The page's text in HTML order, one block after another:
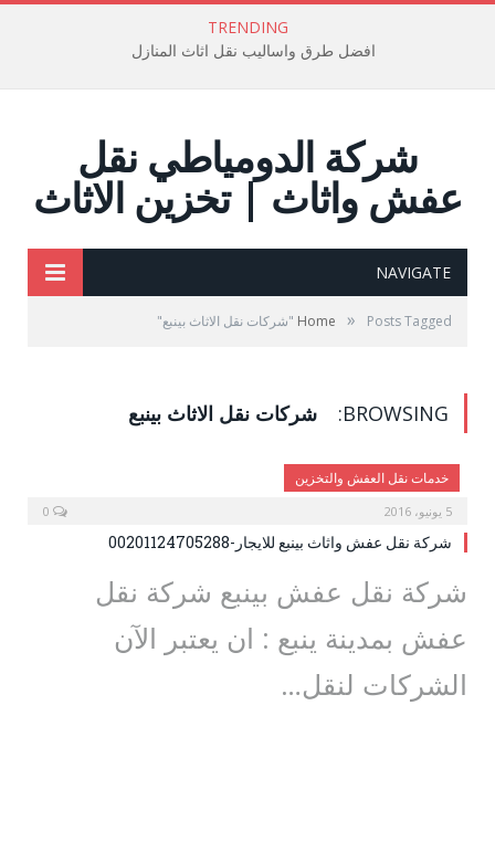
TRENDING
افضل طرق واساليب نقل اثاث المنازل
شركة الدومياطي نقل
عفش واثاث | تخزين الاثاث
NAVIGATE
Home » Posts Tagged "شركات نقل الاثاث بينبع"
BROWSING: شركات نقل الاثاث بينبع
خدمات نقل العفش والتخزين
5 يونيو، 2016
شركة نقل عفش واثاث بينبع للايجار-00201124705288
شركة نقل عفش بينبع شركة نقل
عفش بمدينة ينبع : ان يعتبر الآن
الشركات لنقل…